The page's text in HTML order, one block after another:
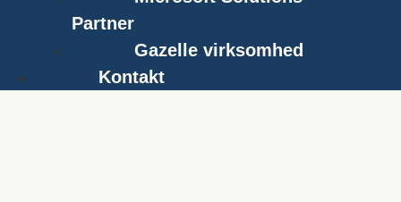
Partner
Gazelle virksomhed
Kontakt